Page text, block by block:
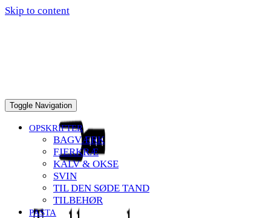
Skip to content
Toggle Navigation
OPSKRIFTER
BAGVÆRK
FJERKRÆ
KALV & OKSE
SVIN
TIL DEN SØDE TAND
TILBEHØR
PASTA